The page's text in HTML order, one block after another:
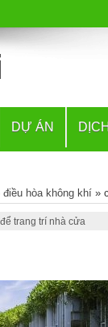
DỰ ÁN
hòa không khí »
trang trí nhà cửa